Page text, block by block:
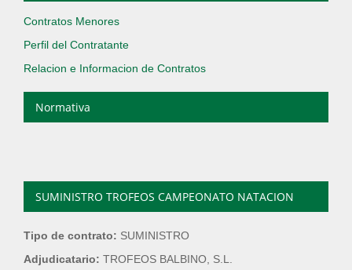
Contratos Menores
Perfil del Contratante
Relacion e Informacion de Contratos
Normativa
SUMINISTRO TROFEOS CAMPEONATO NATACION
Tipo de contrato: SUMINISTRO
Adjudicatario: TROFEOS BALBINO, S.L.